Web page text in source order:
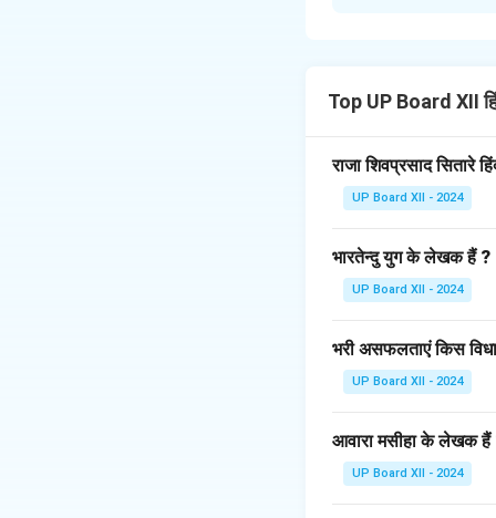
महिला सशक्तीकरण
आर्थिक स्वतंत्रता:
स्वास्थ्य और सुरक्षा:
है।
कानूनी अधिकार:
का एक अनिवार्य अंग है।
सामाजिक संतुलन:जब
आर्थिक विकास:
हैं।
शिक्षा और जागरूकता:
कम अपराध दर: जब
सशक्त भविष्य:
Top UP Board XII
राजा शिवप्रसाद सितारे
UP Board XII - 2024
भारतेन्दु युग के लेखक हैं ?
UP Board XII - 2024
भरी असफलताएं किस
UP Board XII - 2024
आवारा मसीहा के लेखक हैं
UP Board XII - 2024